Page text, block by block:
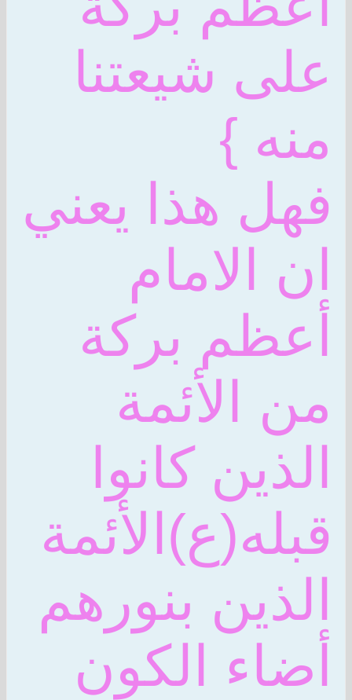
على شيعتنا
منه }
فهل هذا يعني
ان الامام
أعظم بركة
من الأئمة
الذين كانوا
قبله(ع)الأئمة
الذين بنورهم
أضاء الكون